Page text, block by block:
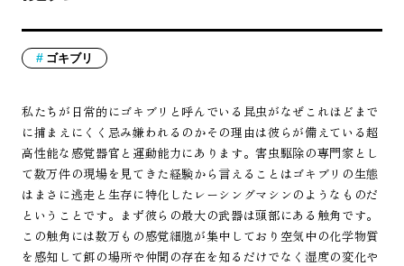
ゴキブリ
私たちが日常的にゴキブリと呼んでいる昆虫がなぜこれほどまで
に捕まえにくく忌み嫌われるのかその理由は彼らが備えている超
高性能な感覚器官と運動能力にあります。害虫駆除の専門家とし
て数万件の現場を見てきた経験から言えることはゴキブリの生態
はまさに逃走と生存に特化したレーシングマシンのようなものだ
ということです。まず彼らの最大の武器は頭部にある触角です。
この触角には数万もの感覚細胞が集中しており空気中の化学物質
を感知して餌の場所や仲間の存在を知るだけでなく湿度の変化や